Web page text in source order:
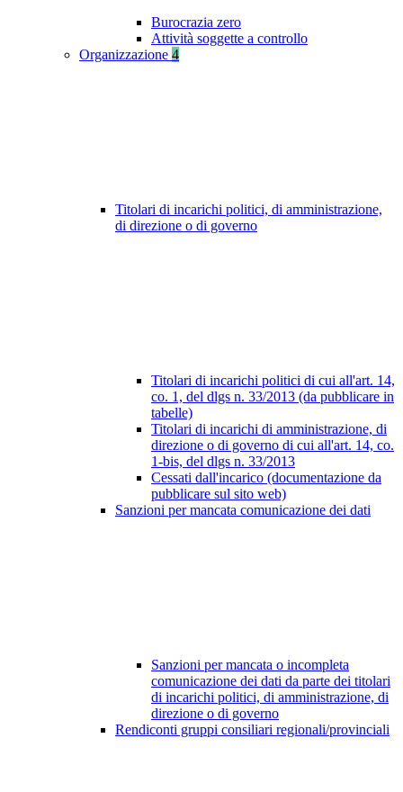
Burocrazia zero
Attività soggette a controllo
Organizzazione 4
Titolari di incarichi politici, di amministrazione,
di direzione o di governo
Titolari di incarichi politici di cui all'art. 14,
co. 1, del dlgs n. 33/2013 (da pubblicare in
tabelle)
Titolari di incarichi di amministrazione, di
direzione o di governo di cui all'art. 14, co.
1-bis, del dlgs n. 33/2013
Cessati dall'incarico (documentazione da
pubblicare sul sito web)
Sanzioni per mancata comunicazione dei dati
Sanzioni per mancata o incompleta
comunicazione dei dati da parte dei titolari
di incarichi politici, di amministrazione, di
direzione o di governo
Rendiconti gruppi consiliari regionali/provinciali